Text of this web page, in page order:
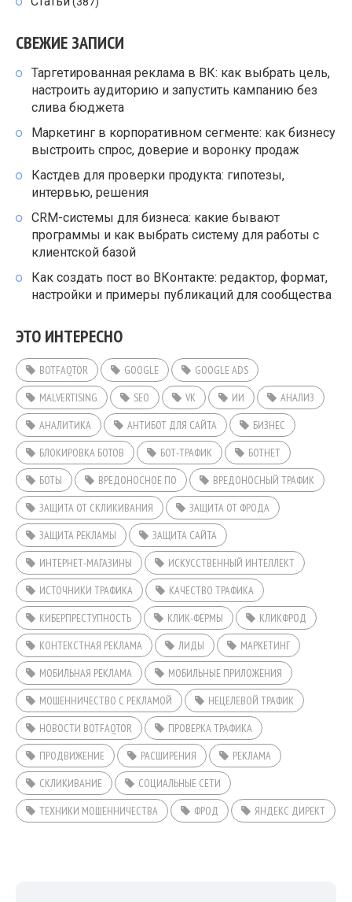
СВЕЖИЕ ЗАПИСИ
Таргетированная реклама в ВК: как выбрать цель,
настроить аудиторию и запустить кампанию без
слива бюджета
Маркетинг в корпоративном сегменте: как бизнесу
выстроить спрос, доверие и воронку продаж
Кастдев для проверки продукта: гипотезы,
интервью, решения
CRM-системы для бизнеса: какие бывают
программы и как выбрать систему для работы с
клиентской базой
Как создать пост во ВКонтакте: редактор, формат,
настройки и примеры публикаций для сообщества
ЭТО ИНТЕРЕСНО
BOTFAQTOR GOOGLE
GOOGLE ADS
MALVERTISING
SEO VK ИИ
АНАЛИЗ
АНАЛИТИКА
АНТИБОТ ДЛЯ САЙТА
БИЗНЕС
БЛОКИРОВКА БОТОВ
БОТ-ТРАФИК
БОТНЕТ
БОТЫ
ВРЕДОНОСНОЕ ПО
ВРЕДОНОСНЫЙ ТРАФИК
ЗАЩИТА ОТ СКЛИКИВАНИЯ
ЗАЩИТА ОТ ФРОДА
ЗАЩИТА РЕКЛАМЫ
ЗАЩИТА САЙТА
ИНТЕРНЕТ-МАГАЗИНЫ
ИСКУССТВЕННЫЙ ИНТЕЛЛЕКТ
ИСТОЧНИКИ ТРАФИКА
КАЧЕСТВО ТРАФИКА
КИБЕРПРЕСТУПНОСТЬ
КЛИК-ФЕРМЫ
КЛИКФРОД
КОНТЕКСТНАЯ РЕКЛАМА
ЛИДЫ
МАРКЕТИНГ
МОБИЛЬНАЯ РЕКЛАМА
МОБИЛЬНЫЕ ПРИЛОЖЕНИЯ
МОШЕННИЧЕСТВО С РЕКЛАМОЙ
НЕЦЕЛЕВОЙ ТРАФИК
НОВОСТИ BOTFAQTOR
ПРОВЕРКА ТРАФИКА
ПРОДВИЖЕНИЕ
РАСШИРЕНИЯ
РЕКЛАМА
СКЛИКИВАНИЕ
СОЦИАЛЬНЫЕ СЕТИ
ТЕХНИКИ МОШЕННИЧЕСТВА
ФРОД ЯНДЕКС ДИРЕКТ